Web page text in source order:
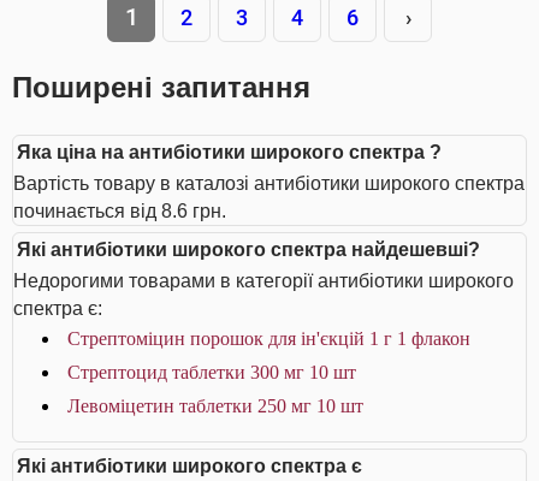
1 2 3 4 6 ›
Поширені запитання
Яка ціна на антибіотики широкого спектра ?
Вартість товару в каталозі антибіотики широкого спектра
починається від 8.6 грн.
Які антибіотики широкого спектра найдешевші?
Недорогими товарами в категорії антибіотики широкого
спектра є:
Стрептоміцин порошок для ін'єкцій 1 г 1 флакон
Стрептоцид таблетки 300 мг 10 шт
Левоміцетин таблетки 250 мг 10 шт
Які антибіотики широкого спектра є